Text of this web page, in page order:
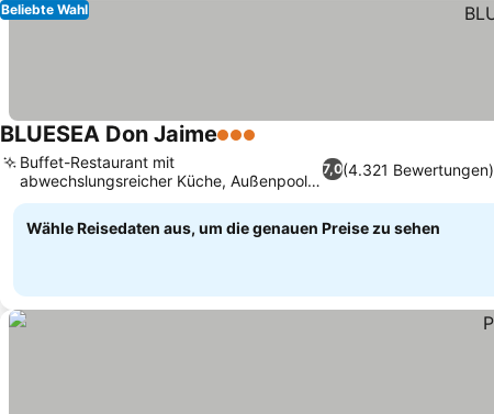
Beliebte Wahl
BLUESEA Don Jaime3 Sterne
7,0(4.321 Bewertungen)
Buffet-Restaurant mit
abwechslungsreicher Küche, Außenpool
mit Kinderbereich
Wähle Reisedaten aus, um die genauen Preise zu sehen